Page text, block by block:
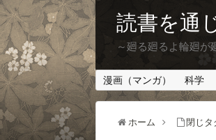
読書を通
～廻る廻るよ輪廻
漫画（マンガ） 科学
ホーム 閉じタ